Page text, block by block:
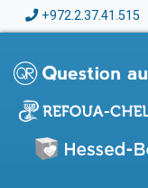
+972.2.37.41.515